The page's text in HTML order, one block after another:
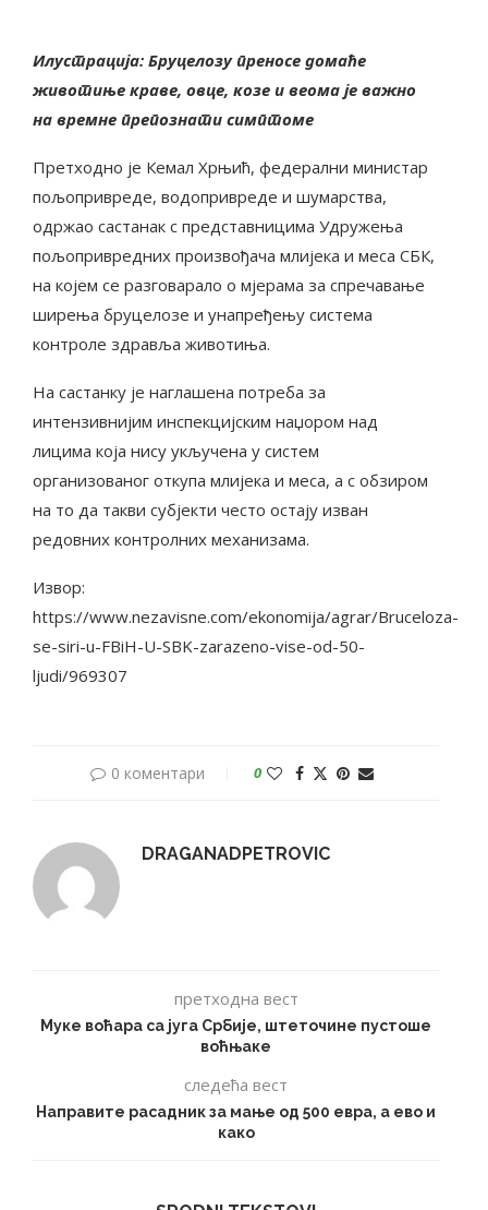
Илустрација: Бруцелозу преносе домаће
животиње краве, овце, козе и веома је важно
на времне препознати симптоме
Претходно је Кемал Хрњић, федерални министар
пољопривреде, водопривреде и шумарства,
одржао састанак с представницима Удружења
пољопривредних произвођача млијека и меса СБК,
на којем се разговарало о мјерама за спречавање
ширења бруцелозе и унапређењу система
контроле здравља животиња.
На састанку је наглашена потреба за
интензивнијим инспекцијским наџором над
лицима која нису укључена у систем
организованог откупа млијека и меса, а с обзиром
на то да такви субјекти често остају изван
редовних контролних механизама.
Извор:
https://www.nezavisne.com/ekonomija/agrar/Bruceloza-
se-siri-u-FBiH-U-SBK-zarazeno-vise-od-50-
ljudi/969307
0 коментари 0
DRAGANADPETROVIC
претходна вест
Муке воћара са југа Србије, штеточине пустоше
воћњаке
следећа вест
Направите расадник за мање од 500 евра, а ево и
како